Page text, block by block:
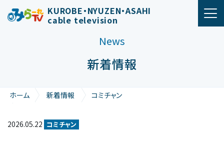
メインナビゲーション
KUROBE・NYUZEN・ASAHI
cable television
News
新着情報
ホーム 新着情報
コミチャン
2026.05.22 コミチャン